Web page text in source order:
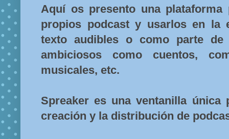
Aquí os presento una plataforma
propios podcast y usarlos en la
texto audibles o como parte de
ambiciosos como cuentos,
musicales, etc.
Spreaker es una ventanilla única
creación y la distribución de